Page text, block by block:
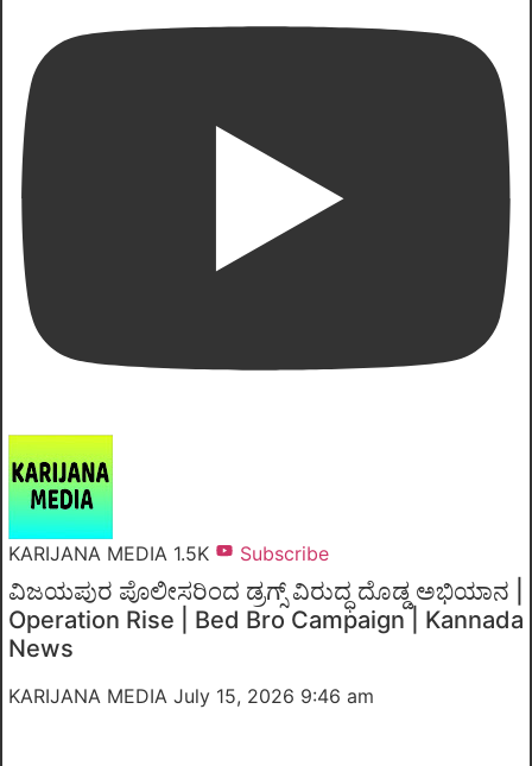
KARIJANA MEDIA 1.5K Subscribe
ವಿಜಯಪುರ ಪೊಲೀಸರಿಂದ ಡ್ರಗ್ಸ್ ವಿರುದ್ಧ ದೊಡ್ಡ ಅಭಿಯಾನ |
Operation Rise | Bed Bro Campaign | Kannada
News
KARIJANA MEDIA July 15, 2026 9:46 am